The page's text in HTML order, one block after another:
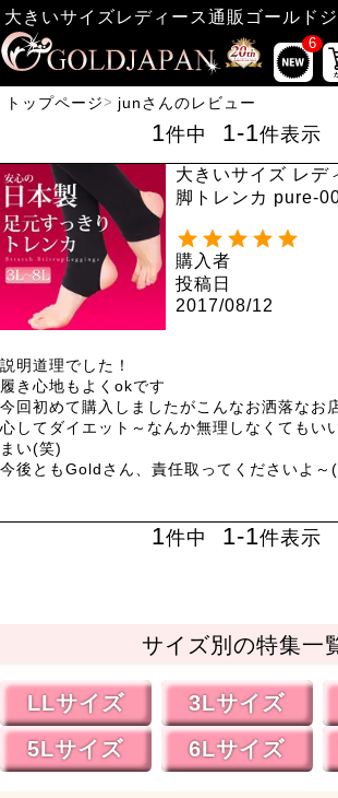
大きいサイズレディース通販ゴールド
6
トップページ junさんのレビュー
1件中 1-1件表示
大きいサイズ レデ
脚トレンカ pure-
購入者
投稿日
2017/08/12
説明道理でした！
履き心地もよくokです
今回初めて購入しましたがこんなお洒落なお
心してダイエット～なんか無理しなくてもい
まい(笑)
今後ともGoldさん、責任取ってくださいよ～
1件中 1-1件表示
サイズ別の特集一
LLサイズ 3Lサイズ
5Lサイズ
6Lサイズ